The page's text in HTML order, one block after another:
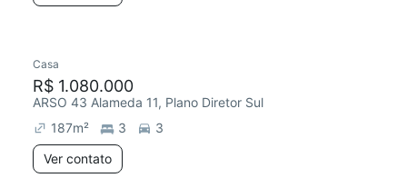
Casa
R$ 1.080.000
ARSO 43 Alameda 11, Plano Diretor Sul
187m² 3
3
Ver contato